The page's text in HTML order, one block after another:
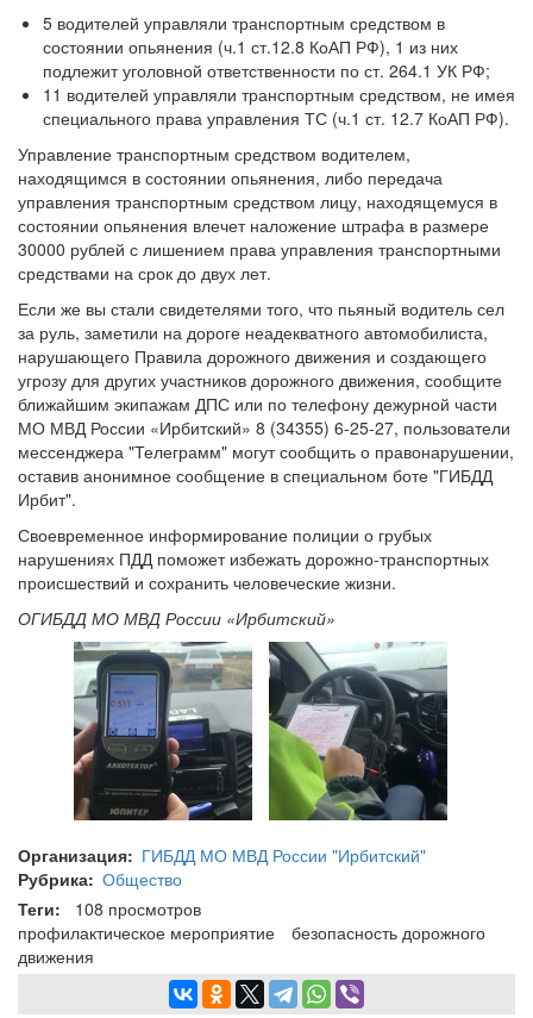
5 водителей управляли транспортным средством в
состоянии опьянения (ч.1 ст.12.8 КоАП РФ), 1 из них
подлежит уголовной ответственности по ст. 264.1 УК РФ;
11 водителей управляли транспортным средством, не имея
специального права управления ТС (ч.1 ст. 12.7 КоАП РФ).
Управление транспортным средством водителем,
находящимся в состоянии опьянения, либо передача
управления транспортным средством лицу, находящемуся в
состоянии опьянения влечет наложение штрафа в размере
30000 рублей с лишением права управления транспортными
средствами на срок до двух лет.
Если же вы стали свидетелями того, что пьяный водитель сел
за руль, заметили на дороге неадекватного автомобилиста,
нарушающего Правила дорожного движения и создающего
угрозу для других участников дорожного движения, сообщите
ближайшим экипажам ДПС или по телефону дежурной части
МО МВД России «Ирбитский» 8 (34355) 6-25-27, пользователи
мессенджера "Телеграмм" могут сообщить о правонарушении,
оставив анонимное сообщение в специальном боте "ГИБДД
Ирбит".
Своевременное информирование полиции о грубых
нарушениях ПДД поможет избежать дорожно-транспортных
происшествий и сохранить человеческие жизни.
ОГИБДД МО МВД России «Ирбитский»
Организация
ГИБДД МО МВД России "Ирбитский"
Рубрика Общество
Теги
профилактическое мероприятие
безопасность дорожного
движения
108 просмотров